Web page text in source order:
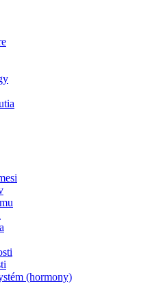
(hormony)